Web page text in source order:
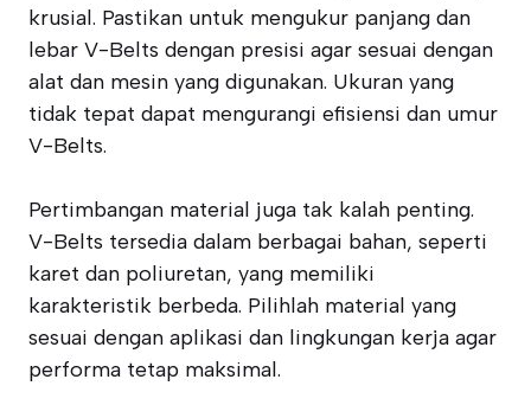
krusial. Pastikan untuk mengukur panjang dan
lebar V-Belts dengan presisi agar sesuai dengan
alat dan mesin yang digunakan. Ukuran yang
tidak tepat dapat mengurangi efisiensi dan umur
V-Belts.
Pertimbangan material juga tak kalah penting.
V-Belts tersedia dalam berbagai bahan, seperti
karet dan poliuretan, yang memiliki
karakteristik berbeda. Pilihlah material yang
sesuai dengan aplikasi dan lingkungan kerja agar
performa tetap maksimal.